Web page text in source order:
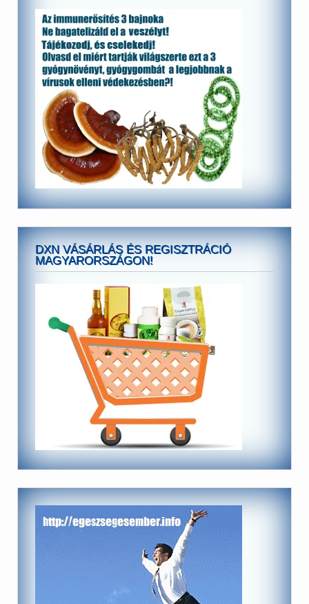
DXN VÁSÁRLÁS ÉS REGISZTRÁCIÓ
MAGYARORSZÁGON!